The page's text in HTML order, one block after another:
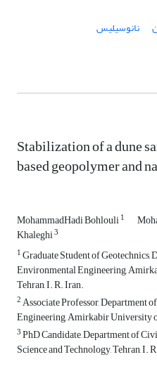
نانوسیلیس
Stabilization of a dune
based geopolymer and
MohammadHadi Bohlouli1
Khaleghi3
1Graduate Student of
Environmental Engineering,
Tehran, I. R. Iran.
2Associate Professor, Department
Engineering, Amirkabir University
3PhD Candidate, Department of
Science and Technology, Tehran, I.